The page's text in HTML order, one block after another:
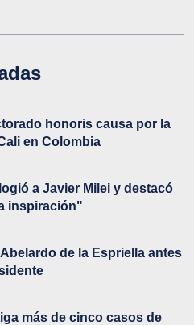
honoris causa por la
en Colombia
a Javier Milei y destacó
inspiración"
de la Espriella antes
más de cinco casos de